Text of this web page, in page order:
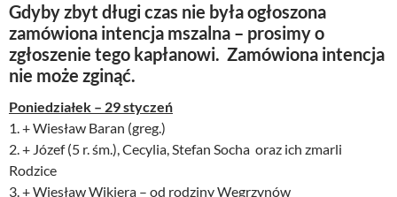
Gdyby zbyt długi czas nie była ogłoszona
zamówiona intencja mszalna – prosimy o
zgłoszenie tego kapłanowi. Zamówiona intencja
nie może zginąć.
Poniedziałek – 29 styczeń
1. + Wiesław Baran (greg.)
2. + Józef (5 r. śm.), Cecylia, Stefan Socha oraz ich zmarli
Rodzice
3. + Wiesław Wikiera – od rodziny Węgrzynów